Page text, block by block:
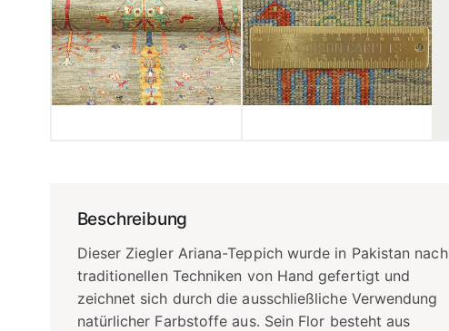
Beschreibung
Dieser Ziegler Ariana-Teppich wurde in Pakistan nach
traditionellen Techniken von Hand gefertigt und
zeichnet sich durch die ausschließliche Verwendung
natürlicher Farbstoffe aus. Sein Flor besteht aus